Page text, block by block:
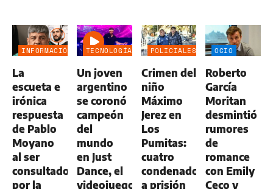
INFORMACIÓN
La
escueta e
irónica
respuesta
de Pablo
Moyano
al ser
consultado
por la
TECNOLOGÍA
Un joven
argentino
se coronó
campeón
del
mundo
en Just
Dance, el
videojuego
POLICIALES
Crimen del
niño
Máximo
Jerez en
Los
Pumitas:
cuatro
condenados
a prisión
OCIO
Roberto
García
Moritan
desmintió
rumores
de
romance
con Emily
Ceco y